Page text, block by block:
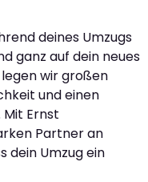
deines Umzugs
ganz auf dein neues
wir großen
und einen
Ernst
Partner an
dein Umzug ein